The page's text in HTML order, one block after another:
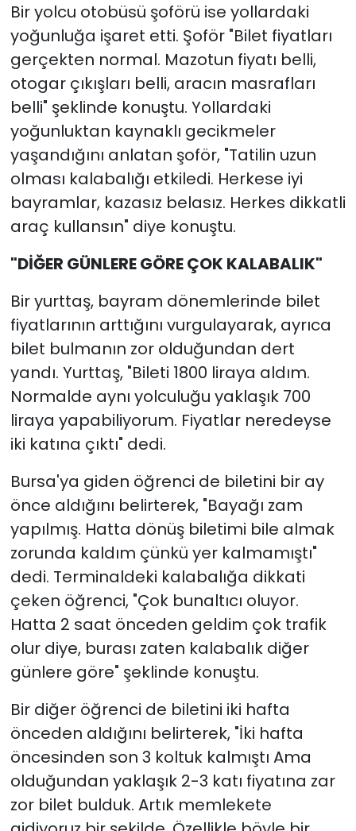
Bir yolcu otobüsü şoförü ise yollardaki
yoğunluğa işaret etti. Şoför "Bilet fiyatları
gerçekten normal. Mazotun fiyatı belli,
otogar çıkışları belli, aracın masrafları
belli" şeklinde konuştu. Yollardaki
yoğunluktan kaynaklı gecikmeler
yaşandığını anlatan şoför, "Tatilin uzun
olması kalabalığı etkiledi. Herkese iyi
bayramlar, kazasız belasız. Herkes dikkatli
araç kullansın" diye konuştu.
"DİĞER GÜNLERE GÖRE ÇOK KALABALIK"
Bir yurttaş, bayram dönemlerinde bilet
fiyatlarının arttığını vurgulayarak, ayrıca
bilet bulmanın zor olduğundan dert
yandı. Yurttaş, "Bileti 1800 liraya aldım.
Normalde aynı yolculuğu yaklaşık 700
liraya yapabiliyorum. Fiyatlar neredeyse
iki katına çıktı" dedi.
Bursa'ya giden öğrenci de biletini bir ay
önce aldığını belirterek, "Bayağı zam
yapılmış. Hatta dönüş biletimi bile almak
zorunda kaldım çünkü yer kalmamıştı"
dedi. Terminaldeki kalabalığa dikkati
çeken öğrenci, "Çok bunaltıcı oluyor.
Hatta 2 saat önceden geldim çok trafik
olur diye, burası zaten kalabalık diğer
günlere göre" şeklinde konuştu.
Bir diğer öğrenci de biletini iki hafta
önceden aldığını belirterek, "İki hafta
öncesinden son 3 koltuk kalmıştı Ama
olduğundan yaklaşık 2-3 katı fiyatına zar
zor bilet bulduk. Artık memlekete